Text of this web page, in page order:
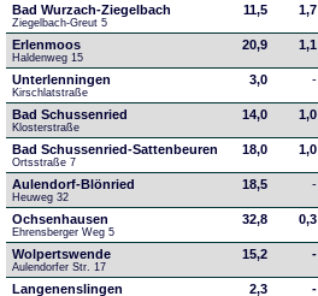
Bad Wurzach-Ziegelbach
Ziegelbach-Greut 5
11,5 1,7
Erlenmoos
Haldenweg 15
20,9 1,1
Unterlenningen
Kirschlatstraße
3,0 -
Bad Schussenried
Klosterstraße
14,0 1,0
Bad Schussenried-Sattenbeuren
Ortsstraße 7
18,0 1,0
Aulendorf-Blönried
Heuweg 32
18,5 -
Ochsenhausen
Ehrensberger Weg 5
32,8 0,3
Wolpertswende
Aulendorfer Str. 17
15,2 -
Langenenslingen 2,3 -